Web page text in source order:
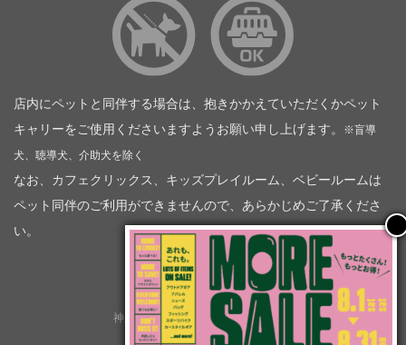
店内にペットと同伴する場合は、抱きかかえていただくかペット
キャリーをご使用くださいますようお願い申し上げます。
※盲導
犬、聴導犬、介助犬を除く
なお、カフェクリックス、キッズプレイルーム、ベビールームは
ペット同伴のご利用ができませんので、あらかじめご了承くださ
い。
神奈川トヨタ自動車（企業情報）
トヨタモビリティ神奈川